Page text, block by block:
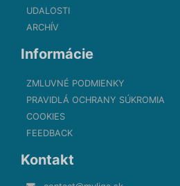
UDALOSTI
ARCHÍV
Informácie
ZMLUVNÉ PODMIENKY
PRAVIDLÁ OCHRANY SÚKROMIA
COOKIES
FEEDBACK
Kontakt